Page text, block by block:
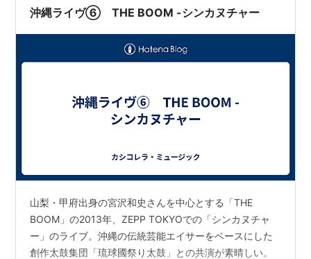
んが三線工房MACHIDA…
沖縄ライヴ⑥ THE BOOM -シンカヌチャー
山梨・甲府出身の宮沢和史さんを中心とする「THE
BOOM」の2013年、ZEPP TOKYOでの「シンカヌチャ
ー」のライブ。沖縄の伝統芸能エイサーをベースにした
創作太鼓集団「琉球國祭り太鼓」との共演が素晴しい。